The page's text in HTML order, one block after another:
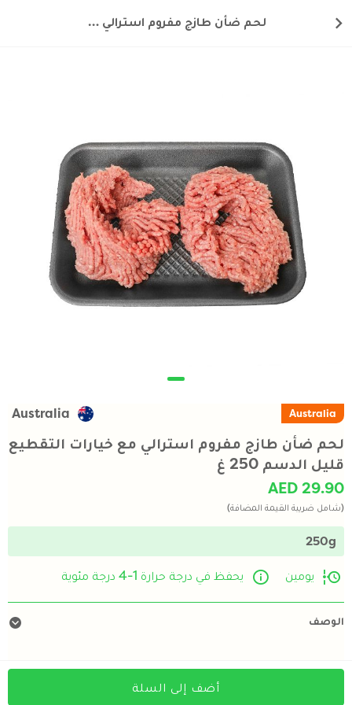
لحم ضأن طازج مفروم استرالي مع خيارات التقطيع قليل الدسم 250 غ
Australia
Australia
لحم ضأن طازج مفروم استرالي مع خيارات التقطيع
قليل الدسم 250 غ
AED 29.90
(شامل ضريبة القيمة المضافة)
250g
يومين يحفظ في درجة حرارة 1-4 درجة مئوية
الوصف
أضف إلى السلة